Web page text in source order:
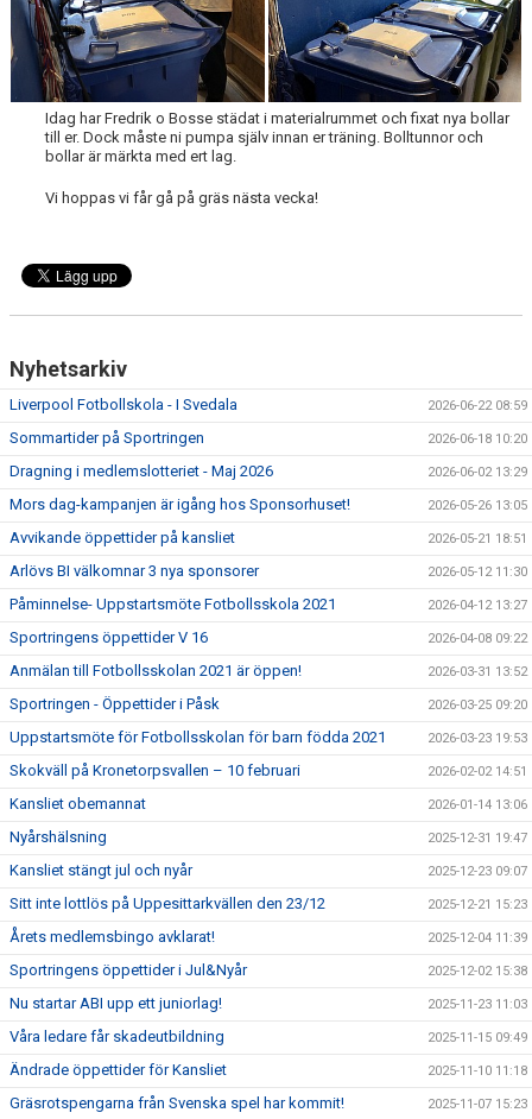
KALENDER
GDPR
MATCHER
VÅRA KLUBBKLÄDER
Idag har Fredrik o Bosse städat i materialrummet och fixat nya bollar
till er. Dock måste ni pumpa själv innan er träning. Bolltunnor och
bollar är märkta med ert lag.
Vi hoppas vi får gå på gräs nästa vecka!
Nyhetsarkiv
Liverpool Fotbollskola - I Svedala 2026-06-22 08:59
Sommartider på Sportringen 2026-06-18 10:20
Dragning i medlemslotteriet - Maj 2026 2026-06-02 13:29
Mors dag-kampanjen är igång hos Sponsorhuset! 2026-05-26 13:05
Avvikande öppettider på kansliet 2026-05-21 18:51
Arlövs BI välkomnar 3 nya sponsorer 2026-05-12 11:30
Påminnelse- Uppstartsmöte Fotbollsskola 2021 2026-04-12 13:27
Sportringens öppettider V 16 2026-04-08 09:22
Anmälan till Fotbollsskolan 2021 är öppen! 2026-03-31 13:52
Sportringen - Öppettider i Påsk 2026-03-25 09:20
Uppstartsmöte för Fotbollsskolan för barn födda 2021 2026-03-23 19:53
Skokväll på Kronetorpsvallen – 10 februari 2026-02-02 14:51
Kansliet obemannat 2026-01-14 13:06
Nyårshälsning 2025-12-31 19:47
Kansliet stängt jul och nyår 2025-12-23 09:07
Sitt inte lottlös på Uppesittarkvällen den 23/12 2025-12-21 15:23
Årets medlemsbingo avklarat! 2025-12-04 11:39
Sportringens öppettider i Jul&Nyår 2025-12-02 15:38
Nu startar ABI upp ett juniorlag! 2025-11-23 11:03
Våra ledare får skadeutbildning 2025-11-15 09:49
Ändrade öppettider för Kansliet 2025-11-10 11:18
Gräsrotspengarna från Svenska spel har kommit! 2025-11-07 15:23